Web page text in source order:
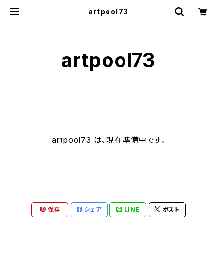
artpool73
artpool73
artpool73 は、現在準備中です。
保存 シェア LINE ポスト